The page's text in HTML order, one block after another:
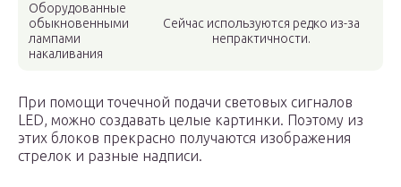
Оборудованные
обыкновенными
лампами
накаливания
Сейчас используются редко из-за
непрактичности.
При помощи точечной подачи световых сигналов
LED, можно создавать целые картинки. Поэтому из
этих блоков прекрасно получаются изображения
стрелок и разные надписи.